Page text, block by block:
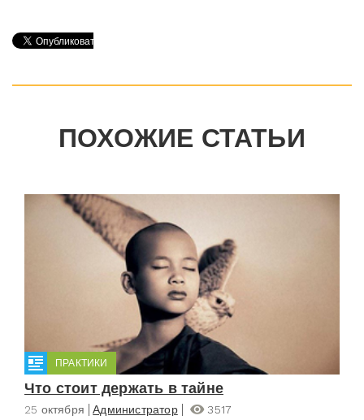
ПОХОЖИЕ СТАТЬИ
ПРАКТИКИ
Что стоит держать в тайне
25 октября Администратор
3517